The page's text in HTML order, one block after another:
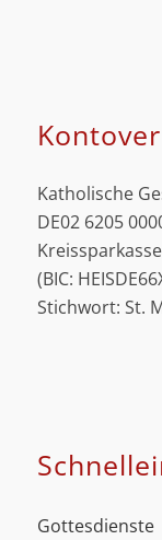
Katholische
DE02 6205
(BIC:
Stichwort: St.
Gottesdienste